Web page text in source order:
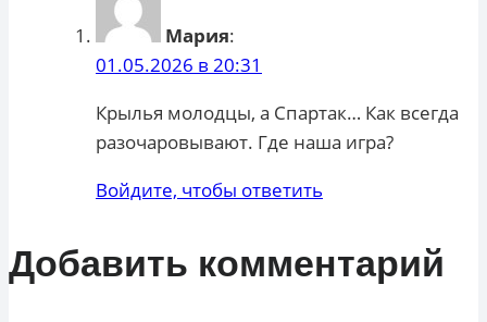
Мария:
01.05.2026 в 20:31
Крылья молодцы, а Спартак… Как всегда
разочаровывают. Где наша игра?
Войдите, чтобы ответить
Добавить комментарий